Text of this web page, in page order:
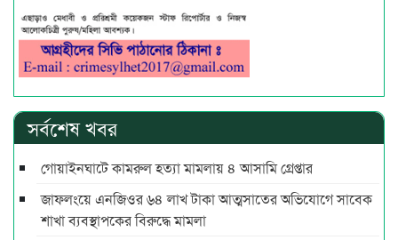
সর্বশেষ খবর
গোয়াইনঘাটে কামরুল হত্যা মামলায় ৪ আসামি গ্রেপ্তার
জাফলংয়ে এনজিওর ৬৪ লাখ টাকা আত্মসাতের অভিযোগে সাবেক
শাখা ব্যবস্থাপকের বিরুদ্ধে মামলা